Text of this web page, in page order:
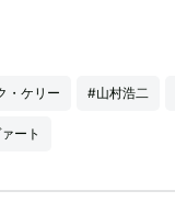
・ケリー #山村浩二
ート